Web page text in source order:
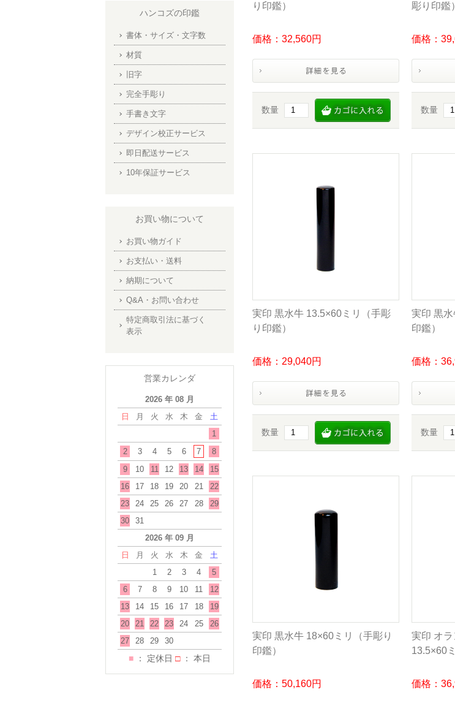
り印鑑）
価格：32,560円
数量
彫り印鑑）
価格：
数量
実印 黒水牛 13.5×60ミリ（手彫
り印鑑）
価格：29,040円
数量
実印 黒
印鑑）
価格：
数量
実印 黒水牛 18×60ミリ（手彫り
印鑑）
価格：50,160円
実印 オラ
13.5×60
価格：
ハンコズの印鑑
書体・サイズ・文字数
材質
旧字
完全手彫り
手書き文字
デザイン校正サービス
即日配送サービス
10年保証サービス
お買い物について
お買い物ガイド
お支払い・送料
納期について
Q&A・お問い合わせ
特定商取引法に基づく
表示
営業カレンダ
2026 年 08 月
日
月 火 水 木 金
土
1
2
3 4 5 6 7
8
9
10 11 12 13 14
15
16
17 18 19 20 21
22
23
24 25 26 27 28
29
30
31
2026 年 09 月
日
月 火 水 木 金
土
1
2 3 4
5
6
7 8 9 10 11
12
13
14 15 16 17 18
19
20
21 22 23 24 25
26
27
28 29 30
■ ： 定休日 □： 本日